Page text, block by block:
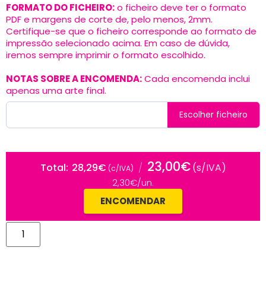
FORMATO DO FICHEIRO:o ficheiro deve ter o formato
PDF e margens de corte de, pelo menos, 2mm.
Certifique-se que o ficheiro corresponde ao formato de
impressão selecionado acima. Em caso de dúvida,
iremos sempre imprimir o formato escolhido.
NOTAS SOBRE A ENCOMENDA:Cada encomenda inclui
apenas uma arte final.
Escolher ficheiro
28,29€ (c/IVA)
ENCOMENDAR
Total 28,29€ (c/IVA) / 23,00€(s/IVA)
2,30€/un.